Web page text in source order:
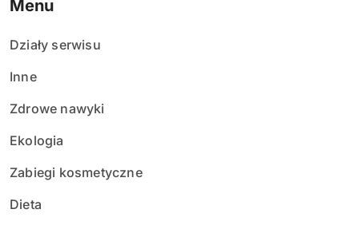
Menu
Działy serwisu
Inne
Zdrowe nawyki
Ekologia
Zabiegi kosmetyczne
Dieta